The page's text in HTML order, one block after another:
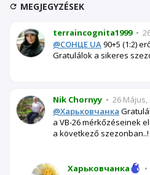
MEGJEGYZÉSEK
terraincognita1999 •
@СОНЦЕ UA90+5 (1:2)
Gratulálok a sikeres
Nik Chornyy • 26 Május,
@Харьковчанка
a VB-26 mérkőzéseinek
a következő szezonban..!
Харьковчанка
•